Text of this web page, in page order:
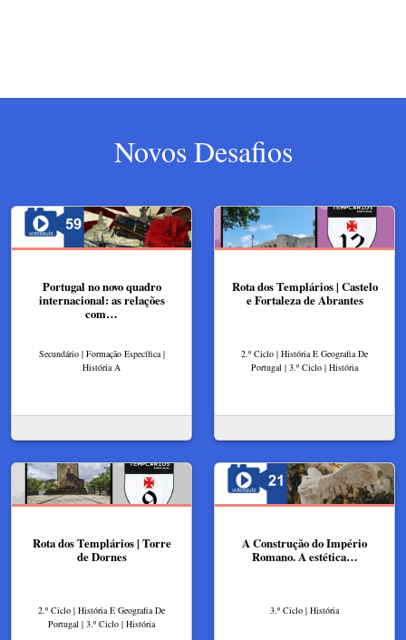
Novos Desafios
Portugal no novo quadro
internacional: as relações
com…
Secundário | Formação Específica |
História A
Rota dos Templários | Castelo
e Fortaleza de Abrantes
2.º Ciclo | História E Geografia De
Portugal | 3.º Ciclo | História
Rota dos Templários | Torre
de Dornes
2.º Ciclo | História E Geografia De
Portugal | 3.º Ciclo | História
A Construção do Império
Romano. A estética…
3.º Ciclo | História